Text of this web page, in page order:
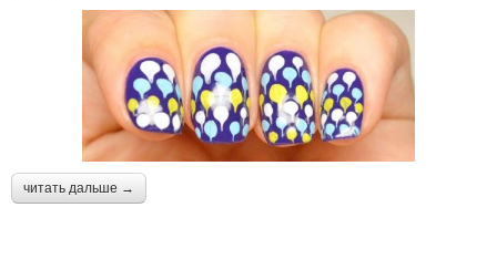
читать дальше →